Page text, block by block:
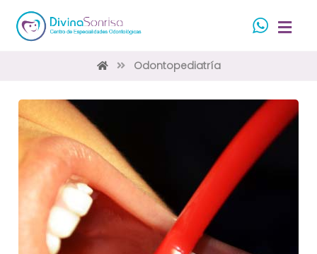
Odontopediatría